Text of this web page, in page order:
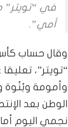
في “تويتر”
أمي”.
“تويتر”،
وأمومة
الوطن بعد
نجمي اليوم